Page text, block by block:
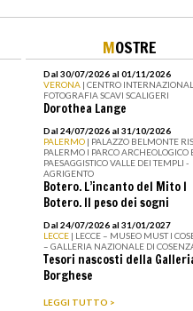
MOSTRE
Dal 30/07/2026 al 01/11/2026
VERONA | CENTRO
FOTOGRAFIA SCAVI SCALIGERI
Dorothea Lange
Dal 24/07/2026 al 31/10/2026
PALERMO | PALAZZO BELMONTE
PALERMO I PARCO ARCHEOLOGICO
PAESAGGISTICO VALLE DEI TEMPLI -
AGRIGENTO
Botero. L’incanto del Mito I
Botero. Il peso dei sogni
Dal 24/07/2026 al 31/01/2027
LECCE | LECCE – MUSEO MUST I
– GALLERIA NAZIONALE DI
Tesori nascosti della
Borghese
LEGGI TUTTO >